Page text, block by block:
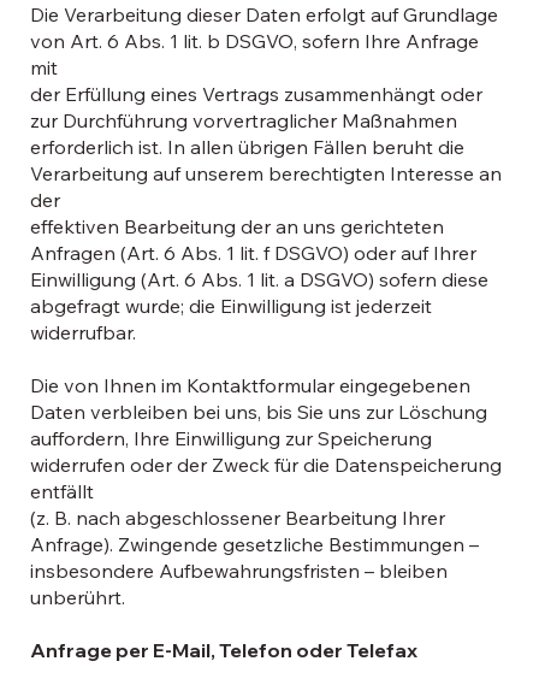
Die Verarbeitung dieser Daten erfolgt auf Grundlage
von Art. 6 Abs. 1 lit. b DSGVO, sofern Ihre Anfrage
mit
der Erfüllung eines Vertrags zusammenhängt oder
zur Durchführung vorvertraglicher Maßnahmen
erforderlich ist. In allen übrigen Fällen beruht die
Verarbeitung auf unserem berechtigten Interesse an
der
effektiven Bearbeitung der an uns gerichteten
Anfragen (Art. 6 Abs. 1 lit. f DSGVO) oder auf Ihrer
Einwilligung (Art. 6 Abs. 1 lit. a DSGVO) sofern diese
abgefragt wurde; die Einwilligung ist jederzeit
widerrufbar.
Die von Ihnen im Kontaktformular eingegebenen
Daten verbleiben bei uns, bis Sie uns zur Löschung
auffordern, Ihre Einwilligung zur Speicherung
widerrufen oder der Zweck für die Datenspeicherung
entfällt
(z. B. nach abgeschlossener Bearbeitung Ihrer
Anfrage). Zwingende gesetzliche Bestimmungen –
insbesondere Aufbewahrungsfristen – bleiben
unberührt.
Anfrage per E-Mail, Telefon oder Telefax